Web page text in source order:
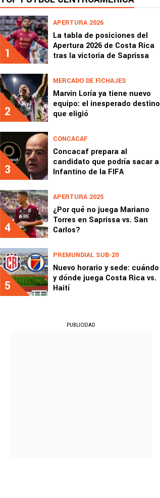
1
APERTURA 2026
La tabla de posiciones del
Apertura 2026 de Costa Rica
tras la victoria de Saprissa
2
MERCADO DE FICHAJES
Marvin Loría ya tiene nuevo
equipo: el inesperado destino
que eligió
3
CONCACAF
Concacaf prepara al
candidato que podría sacar a
Infantino de la FIFA
4
APERTURA 2025
¿Por qué no juega Mariano
Torres en Saprissa vs. San
Carlos?
5
PREMUNDIAL SUB-20
Nuevo horario y sede: cuándo
y dónde juega Costa Rica vs.
Haití
PUBLICIDAD